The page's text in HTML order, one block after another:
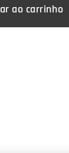
ao carrinho